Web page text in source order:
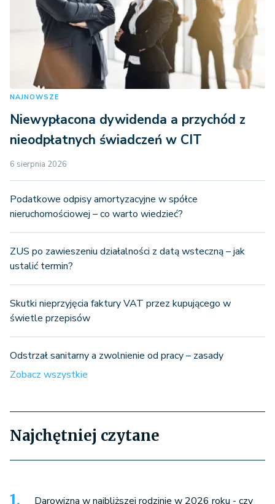
NAJNOWSZE
Niewypłacona dywidenda a przychód z
nieodpłatnych świadczeń w CIT
6 sierpnia 2026
Podatkowe odpisy amortyzacyjne w spółce
nieruchomościowej – co warto wiedzieć?
ZUS po zawieszeniu działalności z datą wsteczną – jak
ustalić termin?
Skutki nieprzyjęcia faktury VAT przez kupującego w
świetle przepisów
Odstrzał sanitarny a zwolnienie od pracy – zasady
Zobacz wszystkie
Najchętniej czytane
Darowizna w najbliższej rodzinie w 2026 roku - czy